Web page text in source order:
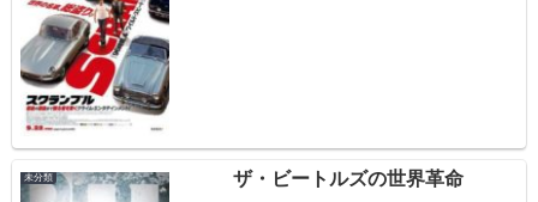
未分類 ザ・ビートルズの世界革命